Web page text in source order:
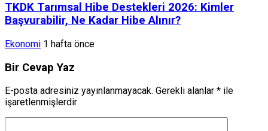
TKDK Tarımsal Hibe Destekleri 2026: Kimler
Başvurabilir, Ne Kadar Hibe Alınır?
Ekonomi 1 hafta önce
Bir Cevap Yaz
E-posta adresiniz yayınlanmayacak. Gerekli alanlar * ile
işaretlenmişlerdir